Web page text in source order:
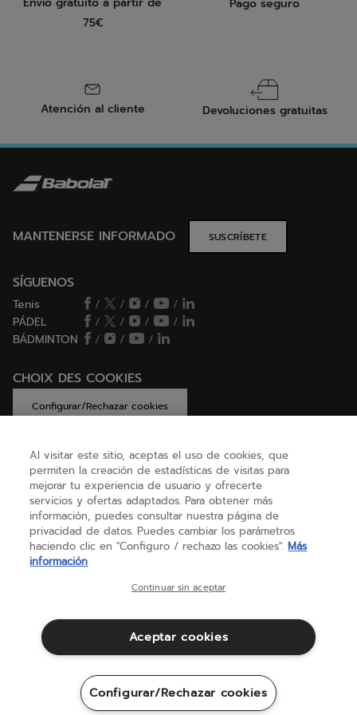
75€
Pago seguro
Atención al cliente Devoluciones gratuitas
MANTENERSE INFORMADO SUSCRÍBETE
SÍGUENOS
Tenis / / /
/
PÁDEL
/ / /
/
BÁDMINTON
/ / /
CHOIX DES COOKIES
Configurar/Rechazar cookies
AYUDA
SOBRE NOSOTROS
Aviso legal
Cookies
Sitemap
©Babolat
Al visitar este sitio, aceptas el uso de cookies, que
permiten la creación de estadísticas de visitas para
mejorar tu experiencia de usuario y ofrecerte
servicios y ofertas adaptados. Para obtener más
información, puedes consultar nuestra página de
privacidad de datos. Puedes cambiar los parámetros
haciendo clic en "Configuro / rechazo las cookies". Más
información
Continuar sin aceptar
Aceptar cookies
Configurar/Rechazar cookies